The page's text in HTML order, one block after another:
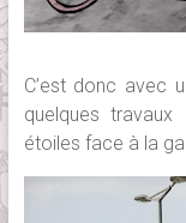
C’est donc avec
quelques
étoiles face à la